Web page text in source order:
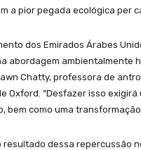
a pior pegada ecológica per
dos Emirados Árabes
abordagem ambientalmente
Chatty, professora de
Oxford. “Desfazer isso exigirá
bem como uma transformação
resultado dessa repercussão